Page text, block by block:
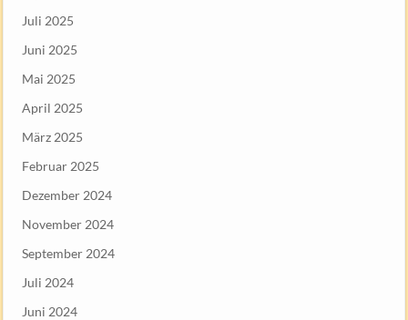
Juli 2025
Juni 2025
Mai 2025
April 2025
März 2025
Februar 2025
Dezember 2024
November 2024
September 2024
Juli 2024
Juni 2024